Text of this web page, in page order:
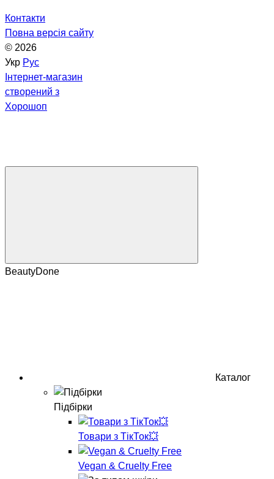
Контакти
Повна версія сайту
© 2026
Укр Рус
Інтернет-магазин
створений з
Хорошоп
BeautyDone
Каталог
Підбірки
Товари з ТікТок💥
Vegan & Cruelty Free